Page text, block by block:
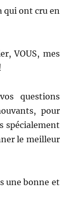
qui ont cru en
VOUS, mes
questions
pour
spécialement
le meilleur
une bonne et